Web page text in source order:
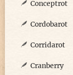
Conceptrot
Cordobarot
Corridarot
Cranberry